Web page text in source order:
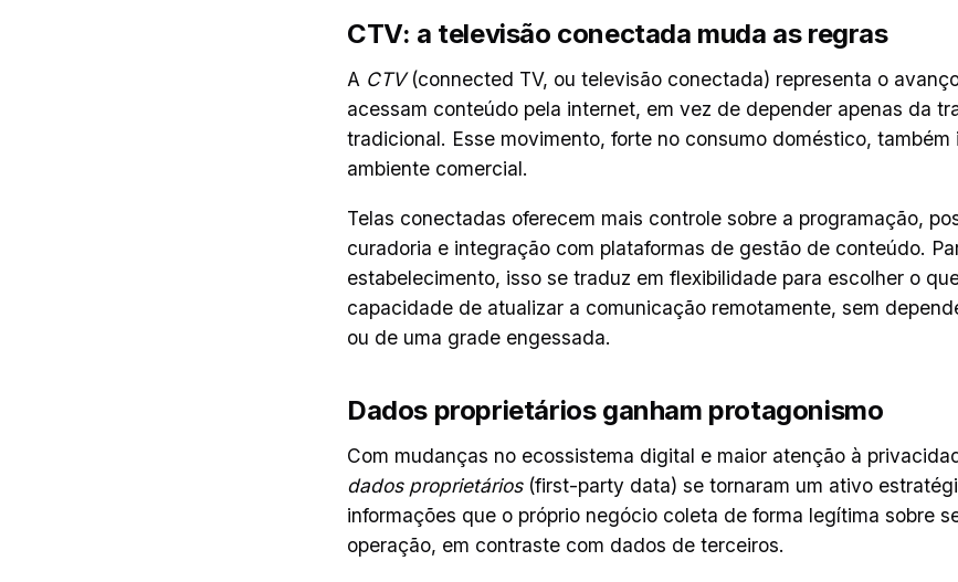
CTV: a televisão conectada muda as regras
A CTV(connected TV, ou televisão conectada) representa o
acessam conteúdo pela internet, em vez de depender apenas da
tradicional. Esse movimento, forte no consumo doméstico, também
ambiente comercial.
Telas conectadas oferecem mais controle sobre a programação,
curadoria e integração com plataformas de gestão de conteúdo.
estabelecimento, isso se traduz em flexibilidade para escolher o
capacidade de atualizar a comunicação remotamente, sem
ou de uma grade engessada.
Dados proprietários ganham protagonismo
Com mudanças no ecossistema digital e maior atenção à
dados proprietários(first-party data) se tornaram um ativo
informações que o próprio negócio coleta de forma legítima sobre
operação, em contraste com dados de terceiros.